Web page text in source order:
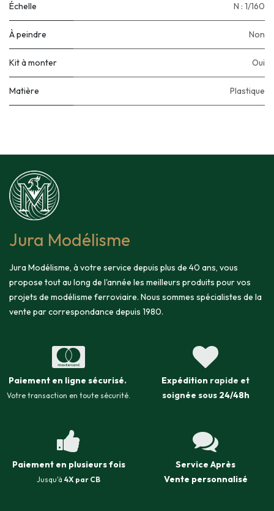
Échelle N : 1/160
À peindre Non
Kit à monter Oui
Matière Plastique
Jura Modélisme
Jura Modélisme, à votre service depuis plus de 40 ans, vous
propose tout au long de l'année les meilleurs produits pour vos
projets de modélisme ferroviaire. Nous sommes spécialistes de la
vente par correspondance depuis 1980.
Paiement en ligne sécurisé.
Votre transaction en toute sécurité.
Expédition rapide et
soignée sous 24/48h
Paiement en plusieurs fois
Jusqu'à 4X par CB
Service Après
Vente personnalisé